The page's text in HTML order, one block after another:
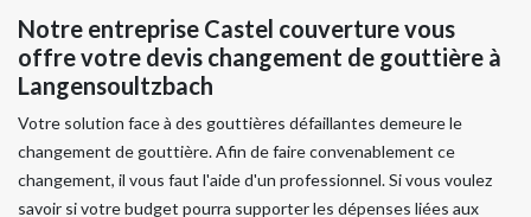
Notre entreprise Castel couverture vous
offre votre devis changement de gouttière à
Langensoultzbach
Votre solution face à des gouttières défaillantes demeure le
changement de gouttière. Afin de faire convenablement ce
changement, il vous faut l'aide d'un professionnel. Si vous voulez
savoir si votre budget pourra supporter les dépenses liées aux